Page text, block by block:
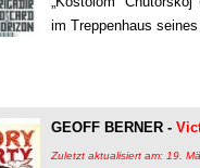
im Treppenhaus
GEOFF BERNER -
Zuletzt aktualisiert am: 19.